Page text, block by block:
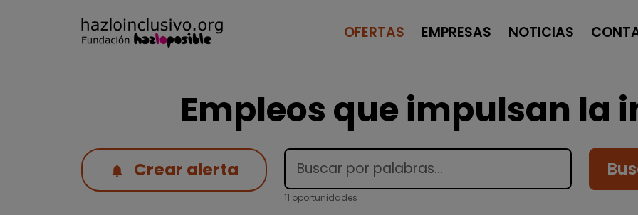
OFERTAS EMPRESAS NOTICIAS
Empleos que impulsan la
Crear alerta
11 oportunidades